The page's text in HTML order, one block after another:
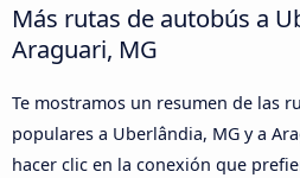
Más rutas de autobús a
Araguari, MG
Te mostramos un resumen de las
populares a Uberlândia, MG y a
hacer clic en la conexión que